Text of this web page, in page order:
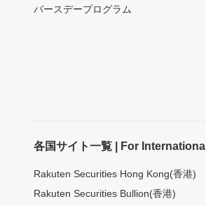
バースデープログラム
各国サイト一覧 | For International
Rakuten Securities Hong Kong(香港)
Rakuten Securities Bullion(香港)